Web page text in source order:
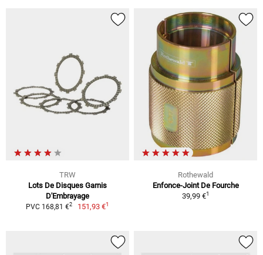
TRW
Lots De Disques Garnis
D'Embrayage
PVC 168,81 €2 151,93 €1
Rothewald
Enfonce-Joint De Fourche
39,99 €1